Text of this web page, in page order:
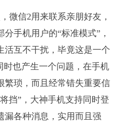
微信2用来联系亲朋好友，
手机用户的“标准模式”，
活互不干扰，毕竟这是一个
时也产生一个问题，在手机
繁琐，而且经常错失重要信
挡”，大神手机支持同时登
漏各种消息，实用而且强